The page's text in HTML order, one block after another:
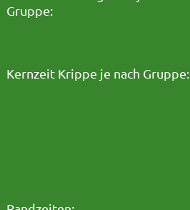
Gruppe:
Kernzeit Krippe je nach Gruppe: